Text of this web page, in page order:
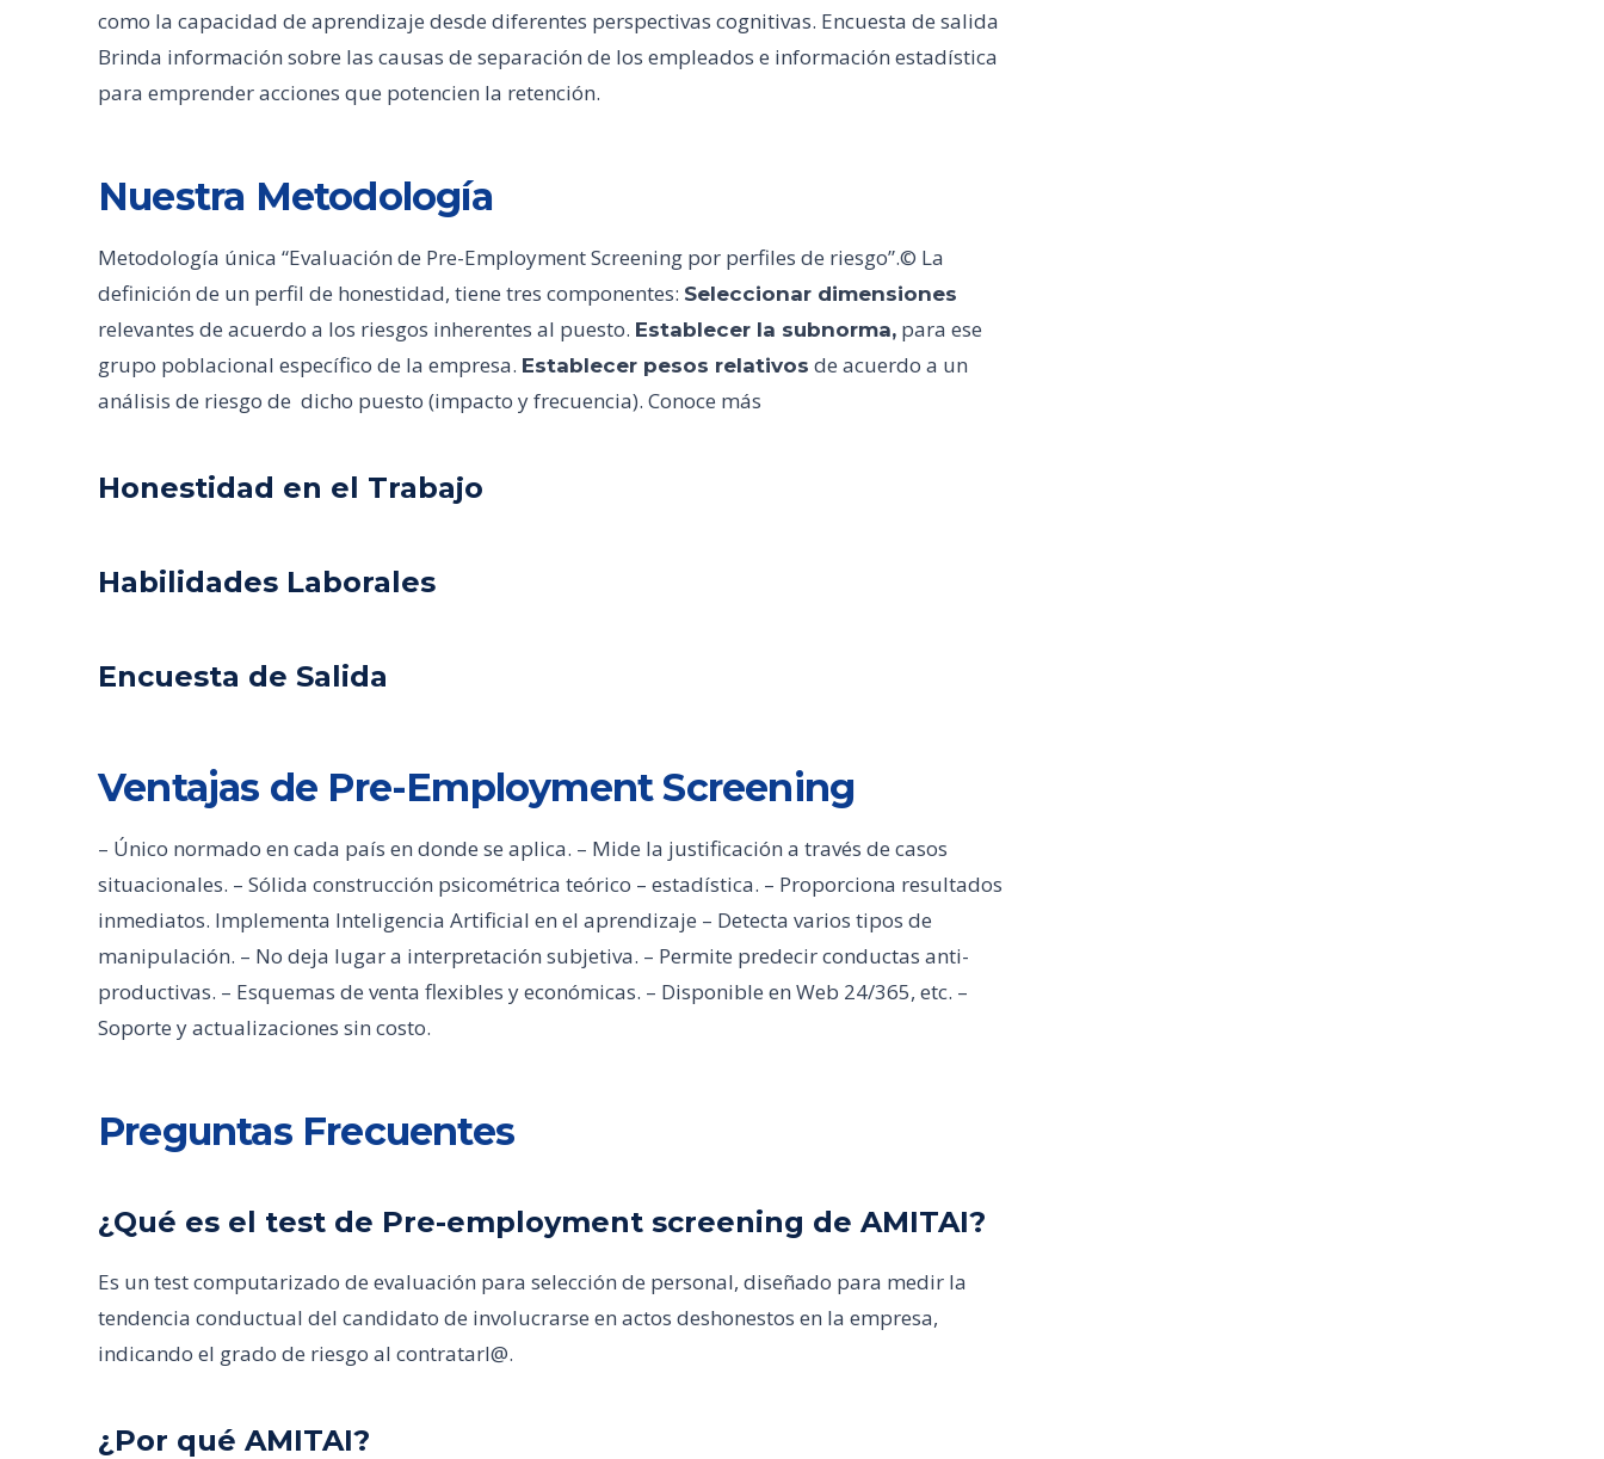
como la capacidad de aprendizaje desde diferentes perspectivas cognitivas. Encuesta de salida
Brinda información sobre las causas de separación de los empleados e información estadística
para emprender acciones que potencien la retención.
Nuestra Metodología
Metodología única “Evaluación de Pre-Employment Screening por perfiles de riesgo”.© La
definición de un perfil de honestidad, tiene tres componentes: Seleccionar dimensiones
relevantes de acuerdo a los riesgos inherentes al puesto. Establecer la subnorma, para ese
grupo poblacional específico de la empresa. Establecer pesos relativos de acuerdo a un
análisis de riesgo de dicho puesto (impacto y frecuencia). Conoce más
Honestidad en el Trabajo
Habilidades Laborales
Encuesta de Salida
Ventajas de Pre-Employment Screening
– Único normado en cada país en donde se aplica. – Mide la justificación a través de casos
situacionales. – Sólida construcción psicométrica teórico – estadística. – Proporciona resultados
inmediatos. Implementa Inteligencia Artificial en el aprendizaje – Detecta varios tipos de
manipulación. – No deja lugar a interpretación subjetiva. – Permite predecir conductas anti-
productivas. – Esquemas de venta flexibles y económicas. – Disponible en Web 24/365, etc. –
Soporte y actualizaciones sin costo.
Preguntas Frecuentes
¿Qué es el test de Pre-employment screening de AMITAI?
Es un test computarizado de evaluación para selección de personal, diseñado para medir la
tendencia conductual del candidato de involucrarse en actos deshonestos en la empresa,
indicando el grado de riesgo al contratarl@.
¿Por qué AMITAI?